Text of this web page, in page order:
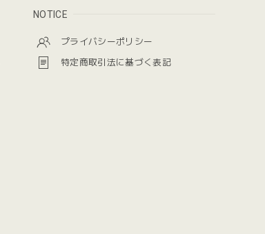
NOTICE
プライバシーポリシー
特定商取引法に基づく表記